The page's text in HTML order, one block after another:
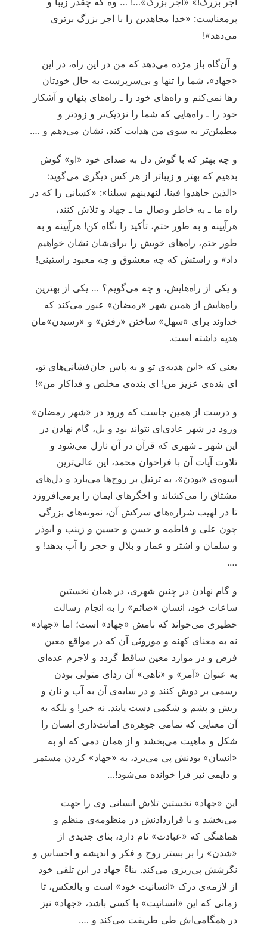
پرمعناست: «خدا مجاهدین را با اجر بزرگ برتری
می‌دهد»!
و آن‌گاه باز مژده می‌دهد که من در این راه، در این
«جهاد»، شما را تنها و بی‌سرپرست به حال خودتان
رها نمی‌کنم و راه‌های خود را ـ راه‌های پنهان و آشکار
خود را ـ راه‌هایی که شما را نزدیک‌تر و زودتر و
مطمئن‌تر به سوی من هدایت کند، نشان می‌دهم و ….
و چه بهتر که با گوش دل به صدای خود «او» گوش
بدهیم که بهتر و زیباتر از هر کس دیگری می‌گوید:
«الذین جاهدوا فینا، لنهدینهم سبلنا»: «کسانی را که در
راه ما ـ به خاطر وصال ما ـ جهاد و تلاش کنند،
هرآیینه و به طور حتم، تأکید را نگاه کن! هرآیینه و به
طور حتم، راه‌های خویش را برای‌شان نشان خواهیم
داد» و راستش که چه معشوق و چه معبود راستینی!
و یکی از راه‌هایش، و چه می‌گویم؟ … یکی از بهترین
راه‌هایش از همین شهر «رمضان» عبور می‌کند که
خداوند برای «سهل» ساختن «رفتن» و «رسیدن»مان
هدیه داشته است.
یعنی که «این هدیه‌ی تو و به پاس جان‌فشانی‌های تو،
ای بنده‌ی عزیز من! ای بنده‌ی مخلص و فداکار من»!
و درست از همین جاست که ورود در «شهر رمضان»
ورود در شهر عادی‌ای نتواند بود و بل، گام نهادن در
این شهر ـ شهری که قرآن در آن نازل می‌شود و
تلاوت آیات آن با فراخوان محمد، این عالی‌ترین
اسوه‌ی «بودن»، به ترتیل بر روح‌ها می‌بارد و دل‌های
مشتاق را می‌کشاند و اخگرهای ایمان را برمی‌افروزد
تا در لهیب شراره‌های سرکش آن، نمونه‌های بزرگی
چون علی و فاطمه و حسن و حسین و زینب و ابوذر
و سلمان و اشتر و عمار و بلال و حجر را آب بدهد! و
….
و گام نهادن در چنین شهری، در همان نخستین
ساعات خود، انسان «صائم» را به انجام رسالت
خطیری می‌خواند که نامش «جهاد» است؛ اما «جهاد»
نه به معنای کهنه و موروثی آن که در مواقع معین
فرض و در موارد معین ساقط گردد و لاجرم عده‌ای
به عنوان «آمر» و «ناهی» آن ردای متولی بودن
رسمی بر دوش کنند و در سایه‌ی آن به آب و نان و
ریش و پشم و شکمی دست یابند. نه خیر! و بلکه به
آن معنایی که تمامی جوهره‌ی امانت‌داری انسان را
شکل و ماهیت می‌بخشد و از همان دمی که او به
«انسان» بودنش پی می‌برد، به «جهاد» کردن مستمر
و دایمی نیز فرا خوانده می‌شود!…
این «جهاد» نخستین تلاش انسانی وی را جهت
می‌بخشد و با قراردادنش در منظومه‌ی منظم و
هماهنگی که «عبادت» نام دارد، بنای جدیدی از
«شدن» را بر بستر روح و فکر و اندیشه و احساس و
نگرشش پی‌ریزی می‌کند. بناءً جهاد در این تلقی خود
از لازمه‌ی درک «انسانیت خود» است و بالعکس، تا
زمانی که این «انسانیت» با کسی باشد، «جهاد» نیز
در همگامی‌اش طی طریقت می‌کند و ….